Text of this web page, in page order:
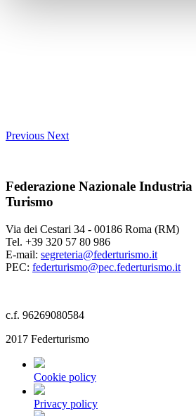
Previous Next
Federazione Nazionale Industria
Turismo
Via dei Cestari 34 - 00186 Roma (RM)
Tel. +39 320 57 80 986
E-mail: segreteria@federturismo.it
PEC: federturismo@pec.federturismo.it
c.f. 96269080584
2017 Federturismo
Cookie policy
Privacy policy